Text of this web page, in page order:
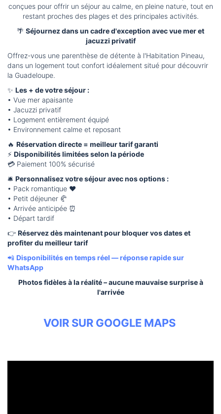
conçues pour offrir un séjour au calme, en pleine nature, tout en
restant proches des plages et des principales activités.
🌴 Séjournez dans un cadre d'exception avec vue mer et
jacuzzi privatif
Offrez-vous une parenthèse de détente à l'Habitation Pineau,
dans un logement tout confort idéalement situé pour découvrir
la Guadeloupe.
✨ Les + de votre séjour :
• Vue mer apaisante
• Jacuzzi privatif
• Logement entièrement équipé
• Environnement calme et reposant
🔥 Réservation directe = meilleur tarif garanti
⚡ Disponibilités limitées selon la période
💳 Paiement 100% sécurisé
🛎️ Personnalisez votre séjour avec nos options :
• Pack romantique ❤️
• Petit déjeuner 🥐
• Arrivée anticipée ⏰
• Départ tardif
👉 Réservez dès maintenant pour bloquer vos dates et
profiter du meilleur tarif
📲 Disponibilités en temps réel — réponse rapide sur
WhatsApp
Photos fidèles à la réalité – aucune mauvaise surprise à
l'arrivée
VOIR SUR GOOGLE MAPS